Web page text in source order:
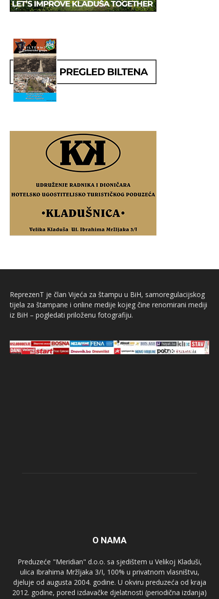
ReprezenT je član Vijeća za štampu u BiH, samoregulacijskog
tijela za štampane i online medije kojeg čine renomirani mediji
iz BiH – pogledati priloženu fotografiju.
O NAMA
Preduzeće "Meridian" d.o.o. sa sjedištem u Velikoj Kladuši,
ulica Ibrahima Mržljaka 3/I, 100% u privatnom vlasništvu,
djeluje od augusta 2004. godine. U okviru preduzeća od kraja
2012. godine, pored izdavačke djelatnosti (periodična izdanja)